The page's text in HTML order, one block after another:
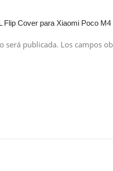
Flip Cover para Xiaomi Poco
será publicada. Los campos